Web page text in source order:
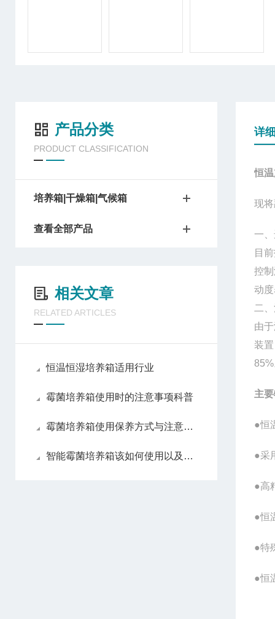
产品分类
PRODUCT CLASSIFICATION
培养箱|干燥箱|气候箱
查看全部产品
相关文章
RELATED ARTICLES
恒温恒湿培养箱适用行业
霉菌培养箱使用时的注意事项科普
霉菌培养箱使用保养方式与注意事项
智能霉菌培养箱该如何使用以及保养
详
恒
现
一
目
控
动
二
由
装
主
●恒
●采
●高
●恒
●特
●恒